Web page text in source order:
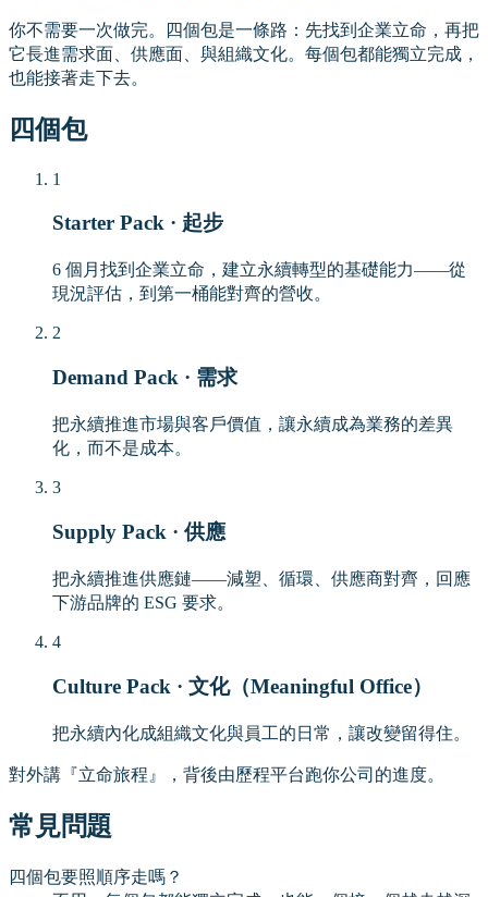
你不需要一次做完。四個包是一條路：先找到企業立命，再把
它長進需求面、供應面、與組織文化。每個包都能獨立完成，
也能接著走下去。
四個包
1
Starter Pack · 起步
6 個月找到企業立命，建立永續轉型的基礎能力——從
現況評估，到第一桶能對齊的營收。
2
Demand Pack · 需求
把永續推進市場與客戶價值，讓永續成為業務的差異
化，而不是成本。
3
Supply Pack · 供應
把永續推進供應鏈——減塑、循環、供應商對齊，回應
下游品牌的 ESG 要求。
4
Culture Pack · 文化（Meaningful Office）
把永續內化成組織文化與員工的日常，讓改變留得住。
對外講『立命旅程』，背後由歷程平台跑你公司的進度。
常見問題
四個包要照順序走嗎？